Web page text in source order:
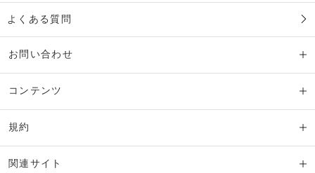
よくある質問
お問い合わせ
コンテンツ
規約
関連サイト